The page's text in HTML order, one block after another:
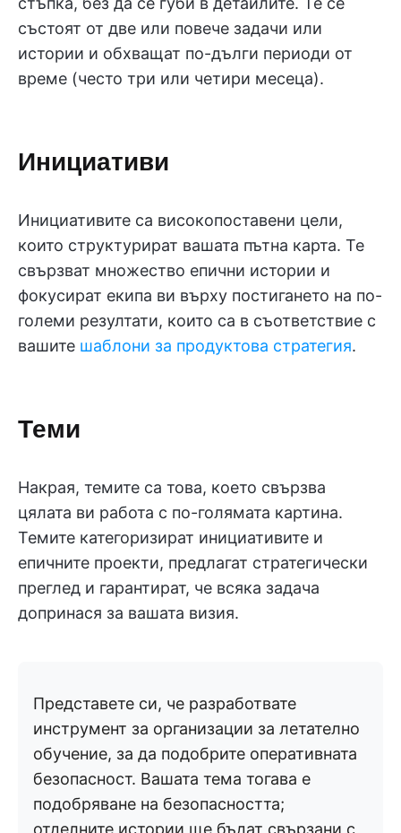
състоят от две или повече задачи или
истории и обхващат по-дълги периоди от
време (често три или четири месеца).
Инициативи
Инициативите са високопоставени цели,
които структурират вашата пътна карта. Те
свързват множество епични истории и
фокусират екипа ви върху постигането на по-
големи резултати, които са в съответствие с
вашите шаблони за продуктова стратегия.
Теми
Накрая, темите са това, което свързва
цялата ви работа с по-голямата картина.
Темите категоризират инициативите и
епичните проекти, предлагат стратегически
преглед и гарантират, че всяка задача
допринася за вашата визия.
Представете си, че разработвате
инструмент за организации за летателно
обучение, за да подобрите оперативната
безопасност. Вашата тема тогава е
подобряване на безопасността;
отделните истории ще бъдат свързани с